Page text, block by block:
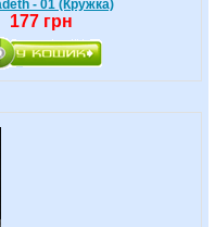
- 01 (Кружка)
177 грн